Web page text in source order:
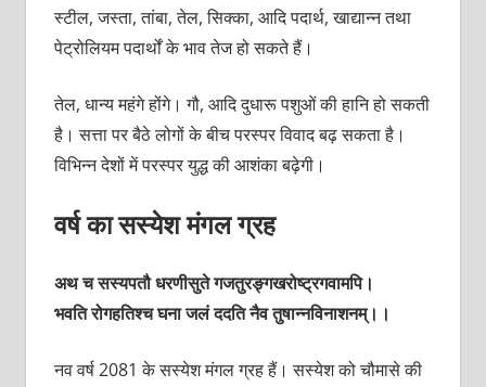
स्टील, जस्ता, तांबा, तेल, सिक्का, आदि पदार्थ, खाद्यान्न तथा
पेट्रोलियम पदार्थों के भाव तेज हो सकते हैं।
तेल, धान्य महंगे होंगे। गौ, आदि दुधारू पशुओं की हानि हो सकती
है। सत्ता पर बैठे लोगों के बीच परस्पर विवाद बढ़ सकता है।
विभिन्न देशों में परस्पर युद्ध की आशंका बढ़ेगी।
वर्ष का सस्येश मंगल ग्रह
अथ च सस्यपतौ धरणीसुते गजतुरङ्गखरोष्ट्रगवामपि।
भवति रोगहतिश्च घना जलं ददति नैव तुषान्नविनाशनम्।।
नव वर्ष 2081 के सस्येश मंगल ग्रह हैं। सस्येश को चौमासे की